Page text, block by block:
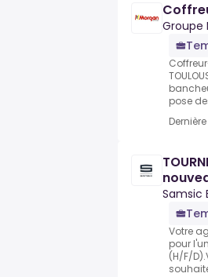
Groupe
pose
Samsic
Votre
pour
(H/F/